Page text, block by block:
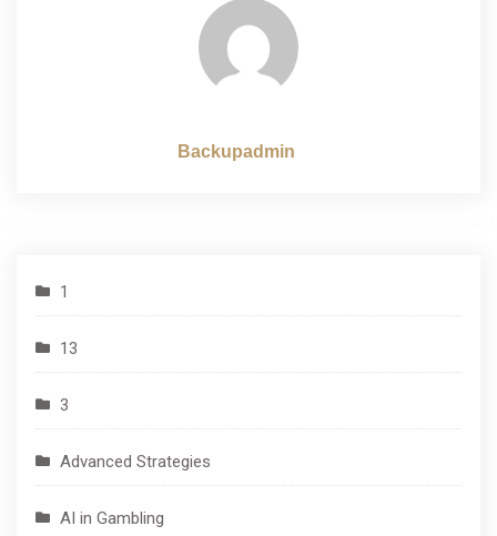
Backupadmin
1
13
3
Advanced Strategies
AI in Gambling